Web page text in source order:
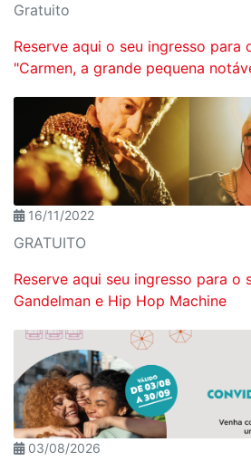
Gratuito
Reserve aqui o seu ingresso para
"Carmen, a grande pequena
16/11/2022
GRATUITO
Reserve aqui seu ingresso para o
Gandelman e Hip Hop Machine
03/08/2026